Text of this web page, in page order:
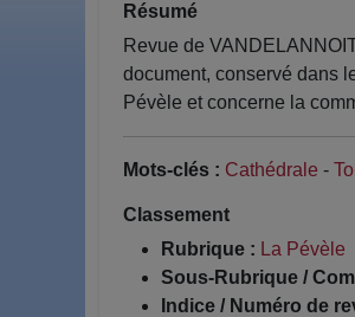
Résumé
Revue de
document, conservé dans
Pévèle et concerne la
Mots-clés : Cathédrale -
Classement
Rubrique : La Pévèle
Sous-Rubrique /
Indice / Numéro de